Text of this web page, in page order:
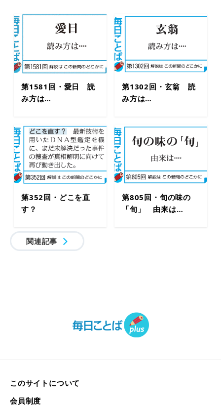
第1581回・愛日 読
み方は…
第1302回・玄翁 読
み方は…
第352回・どこを直
す？
第805回・旬の味の
「旬」 由来は…
関連記事
このサイトについて
会員制度